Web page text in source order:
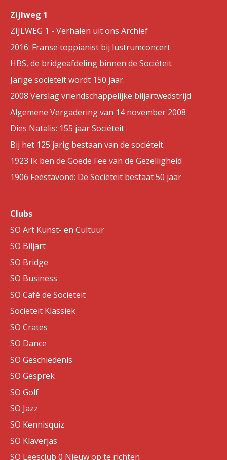
Zijlweg 1
ZIJLWEG 1 - Verhalen uit ons Archief
2016: Franse toppianist bij lustrumconcert
HBS, de bridgeafdeling binnen de Sociëteit
Jarige sociëteit wordt 150 jaar.
2008 Verslag vriendschappelijke biljartwedstrijd
Algemene Vergadering van 14 november 2008
Dies Natalis: 155 jaar Sociëteit
Bij het 125 jarig bestaan van de sociëteit.
1923 Ik ben de Goede Fee van de Gezelligheid
1906 Feestavond: De Sociëteit bestaat 50 jaar
Clubs
SO Art Kunst- en Cultuur
SO Biljart
SO Bridge
SO Business
SO Café de Sociëteit
Sociëteit Klassiek
SO Crates
SO Dance
SO Geschiedenis
SO Gesprek
SO Golf
SO Jazz
SO Kennisquiz
SO Klaverjas
SO Leesclub 0 Nieuw op te richten